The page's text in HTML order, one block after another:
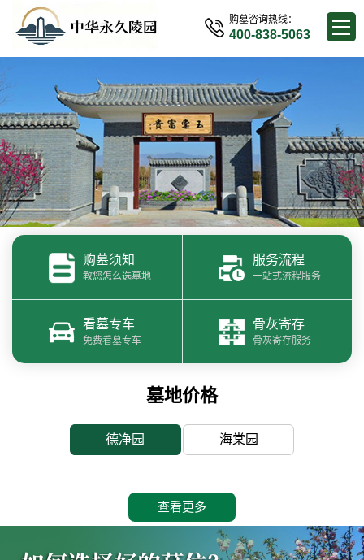
购墓咨询热线：
400-838-5063
购墓须知
教您怎么选墓地
服务流程
一站式流程服务
看墓专车
免费看墓专车
骨灰寄存
骨灰寄存服务
墓地价格
德净园 海棠园
查看更多